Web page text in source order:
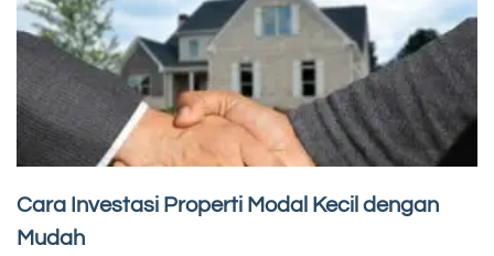
Cara Investasi Properti Modal Kecil dengan
Mudah